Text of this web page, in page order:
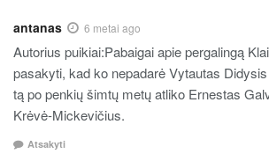
antanas 6 metai ago
Autorius puikiai:Pabaigai apie pergalingą
pasakyti, kad ko nepadarė Vytautas
tą po penkių šimtų metų atliko Ernestas
Krėvė-Mickevičius.
Atsakyti